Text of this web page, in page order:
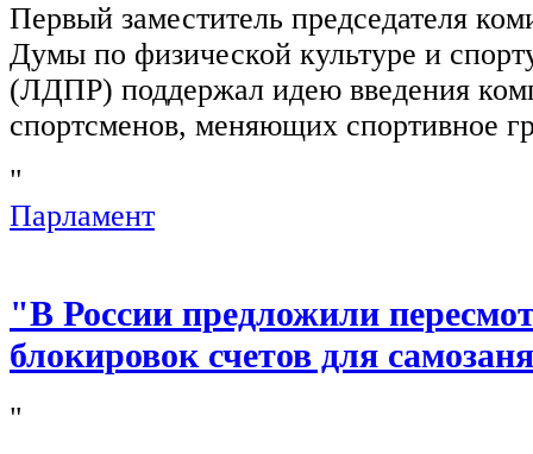
Первый заместитель председателя
Думы по физической культуре и
(ЛДПР) поддержал идею введения
спортсменов, меняющих спортивное
"
Парламент
"В России предложили
блокировок счетов для
"